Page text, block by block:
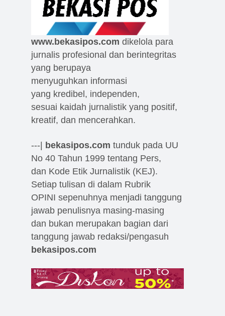
www.bekasipos.com dikelola para
jurnalis profesional dan berintegritas
yang berupaya
menyuguhkan informasi
yang kredibel, independen,
sesuai kaidah jurnalistik yang positif,
kreatif, dan mencerahkan.
---| bekasipos.com tunduk pada UU
No 40 Tahun 1999 tentang Pers,
dan Kode Etik Jurnalistik (KEJ).
Setiap tulisan di dalam Rubrik
OPINI sepenuhnya menjadi tanggung
jawab penulisnya masing-masing
dan bukan merupakan bagian dari
tanggung jawab redaksi/pengasuh
bekasipos.com